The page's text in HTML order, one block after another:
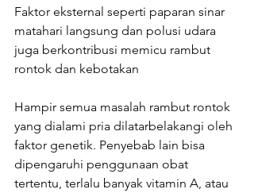
Faktor eksternal seperti paparan sinar
matahari langsung dan polusi udara
juga berkontribusi memicu rambut
rontok dan kebotakan
Hampir semua masalah rambut rontok
yang dialami pria dilatarbelakangi oleh
faktor genetik. Penyebab lain bisa
dipengaruhi penggunaan obat
tertentu, terlalu banyak vitamin A, atau